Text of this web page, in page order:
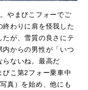
やまびこフォーでご
わりに肩を怪我した
が、雪質の良さにテ
内からの男性が「いつ
らないね。最高だ
びこ第2フォー乗車中
真）を始め、他にも